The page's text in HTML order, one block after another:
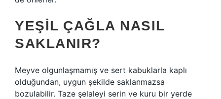
YEŞIL ÇAĞLA NASIL
SAKLANIR?
Meyve olgunlaşmamış ve sert kabuklarla kaplı
olduğundan, uygun şekilde saklanmazsa
bozulabilir. Taze şelaleyi serin ve kuru bir yerde